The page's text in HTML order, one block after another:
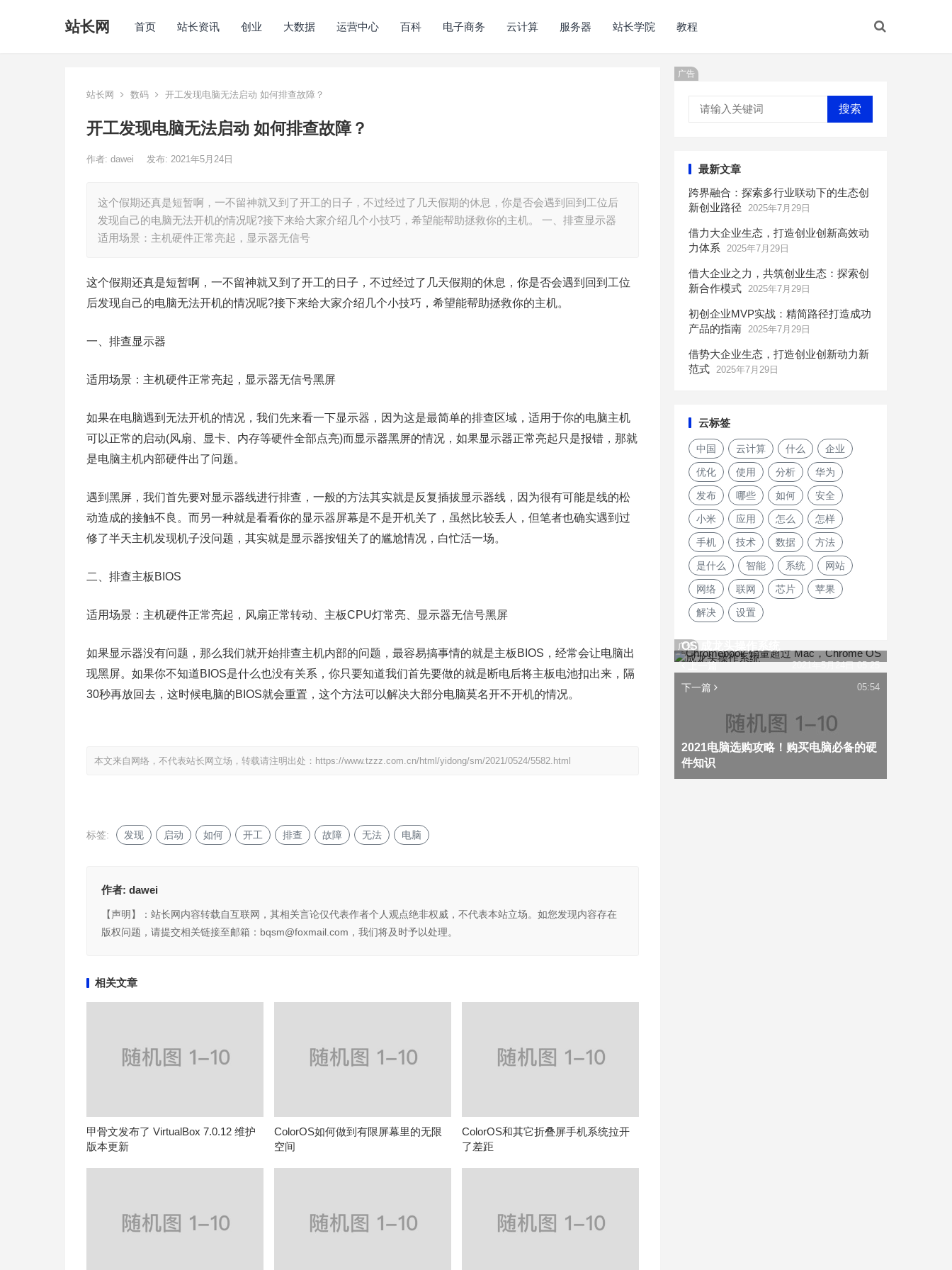
站长网 首页 站长资讯 创业 大数据 运营中心 百科 电子商务 云计算 服务器 站长学院 教程
站长网 数码 开工发现电脑无法启动 如何排查故障？
开工发现电脑无法启动 如何排查故障？
作者: dawei 发布: 2021年5月24日
这个假期还真是短暂啊，一不留神就又到了开工的日子，不过经过了几天假期的休息，你是否会遇到回到工位后
发现自己的电脑无法开机的情况呢?接下来给大家介绍几个小技巧，希望能帮助拯救你的主机。 一、排查显示器
适用场景：主机硬件正常亮起，显示器无信号
这个假期还真是短暂啊，一不留神就又到了开工的日子，不过经过了几天假期的休息，你是否会遇到回到工位
后发现自己的电脑无法开机的情况呢?接下来给大家介绍几个小技巧，希望能帮助拯救你的主机。
一、排查显示器
适用场景：主机硬件正常亮起，显示器无信号黑屏
如果在电脑遇到无法开机的情况，我们先来看一下显示器，因为这是最简单的排查区域，适用于你的电脑主机
可以正常的启动(风扇、显卡、内存等硬件全部点亮)而显示器黑屏的情况，如果显示器正常亮起只是报错，那就
是电脑主机内部硬件出了问题。
遇到黑屏，我们首先要对显示器线进行排查，一般的方法其实就是反复插拔显示器线，因为很有可能是线的松
动造成的接触不良。而另一种就是看看你的显示器屏幕是不是开机关了，虽然比较丢人，但笔者也确实遇到过
修了半天主机发现机子没问题，其实就是显示器按钮关了的尴尬情况，白忙活一场。
二、排查主板BIOS
适用场景：主机硬件正常亮起，风扇正常转动、主板CPU灯常亮、显示器无信号黑屏
如果显示器没有问题，那么我们就开始排查主机内部的问题，最容易搞事情的就是主板BIOS，经常会让电脑出
现黑屏。如果你不知道BIOS是什么也没有关系，你只要知道我们首先要做的就是断电后将主板电池扣出来，隔
30秒再放回去，这时候电脑的BIOS就会重置，这个方法可以解决大部分电脑莫名开不开机的情况。
本文来自网络，不代表站长网立场，转载请注明出处： https://www.tzzz.com.cn/html/yidong/sm/2021/0524/5582.html
标签: 发现 启动 如何 开工 排查 故障 无法 电脑
作者: dawei
【声明】：站长网内容转载自互联网，其相关言论仅代表作者个人观点绝非权威，不代表本站立场。如您发现内容存在
版权问题，请提交相关链接至邮箱：bqsm@foxmail.com，我们将及时予以处理。
相关文章
甲骨文发布了 VirtualBox 7.0.12 维护
版本更新
ColorOS如何做到有限屏幕里的无限
空间
ColorOS和其它折叠屏手机系统拉开
了差距
广告
搜索
最新文章
跨界融合：探索多行业联动下的生态创
新创业路径
2025年7月29日
借力大企业生态，打造创业创新高效动
力体系
2025年7月29日
借大企业之力，共筑创业生态：探索创
新合作模式 2025年7月29日
初创企业MVP实战：精简路径打造成功
产品的指南 2025年7月29日
借势大企业生态，打造创业创新动力新
范式 2025年7月29日
云标签
中国 云计算 什么 企业
优化 使用 分析 华为
发布 哪些 如何 安全
小米 应用 怎么 怎样
手机 技术 数据 方法
是什么 智能 系统 网站
网络 联网 芯片 苹果
解决 设置
广告
上一篇
OS 成龙头操作系统
2021年5月24日 05:25
下一篇
2021电脑选购攻略！购买电脑必备的硬
件知识
05:54